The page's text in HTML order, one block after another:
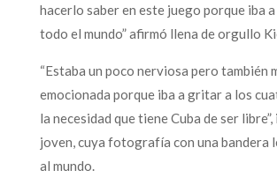
hacerlo saber en este juego porque iba
todo el mundo” afirmó llena de orgullo
“Estaba un poco nerviosa pero también
emocionada porque iba a gritar a los
la necesidad que tiene Cuba de ser
joven, cuya fotografía con una bandera
al mundo.